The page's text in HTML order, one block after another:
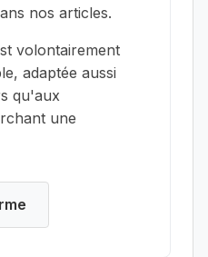
nos articles.
volontairement
adaptée aussi
qu'aux
une